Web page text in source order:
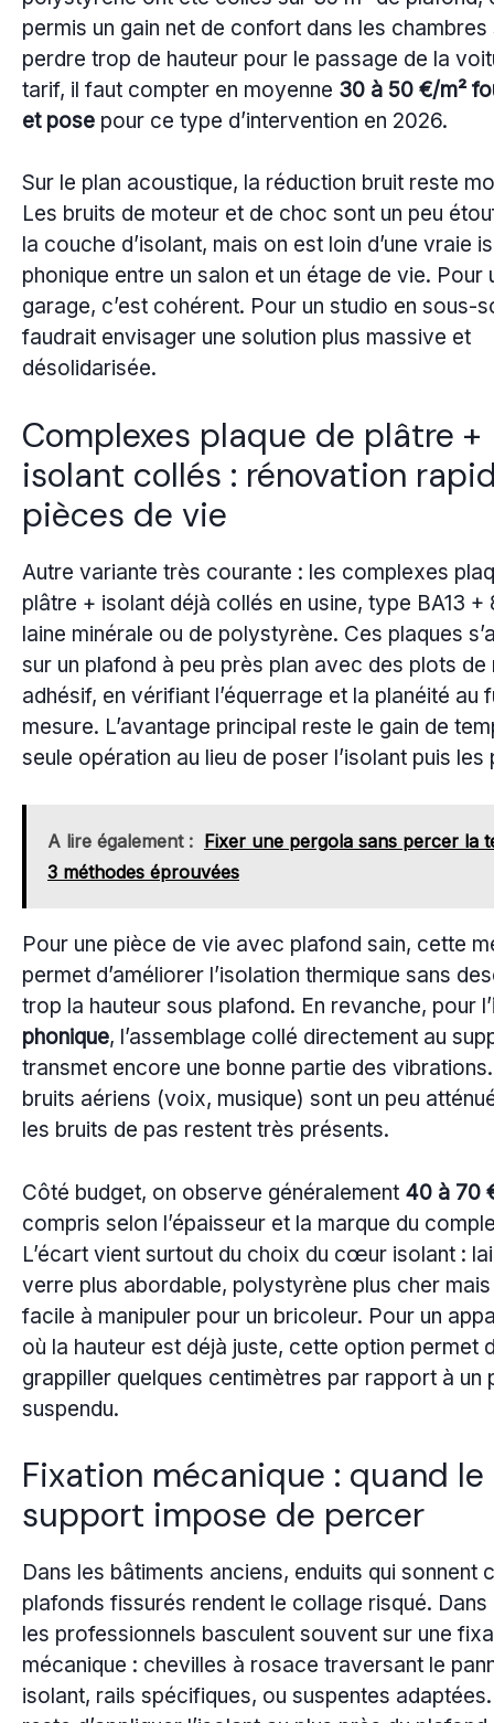
permis un gain net de confort dans les chambres
perdre trop de hauteur pour le passage de la
tarif, il faut compter en moyenne 30 à 50 €/m²
et pose pour ce type d’intervention en 2026.
Sur le plan acoustique, la réduction bruit reste
Les bruits de moteur et de choc sont un peu
la couche d’isolant, mais on est loin d’une vraie
phonique entre un salon et un étage de vie. Pour
garage, c’est cohérent. Pour un studio en sous-
faudrait envisager une solution plus massive et
désolidarisée.
Complexes plaque de plâtre +
isolant collés : rénovation
pièces de vie
Autre variante très courante : les complexes
plâtre + isolant déjà collés en usine, type BA13 +
laine minérale ou de polystyrène. Ces plaques
sur un plafond à peu près plan avec des plots de
adhésif, en vérifiant l’équerrage et la planéité au
mesure. L’avantage principal reste le gain de
seule opération au lieu de poser l’isolant puis les
A lire également : Fixer une pergola sans percer la
3 méthodes éprouvées
Pour une pièce de vie avec plafond sain, cette
permet d’améliorer l’isolation thermique sans
trop la hauteur sous plafond. En revanche, pour l’
phonique, l’assemblage collé directement au
transmet encore une bonne partie des
bruits aériens (voix, musique) sont un peu
les bruits de pas restent très présents.
Côté budget, on observe généralement 40 à 70
compris selon l’épaisseur et la marque du
L’écart vient surtout du choix du cœur isolant :
verre plus abordable, polystyrène plus cher
facile à manipuler pour un bricoleur. Pour un
où la hauteur est déjà juste, cette option permet
grappiller quelques centimètres par rapport à un
suspendu.
Fixation mécanique : quand le
support impose de percer
Dans les bâtiments anciens, enduits qui sonnent
plafonds fissurés rendent le collage risqué.
les professionnels basculent souvent sur une
mécanique : chevilles à rosace traversant le
isolant, rails spécifiques, ou suspentes adaptées.